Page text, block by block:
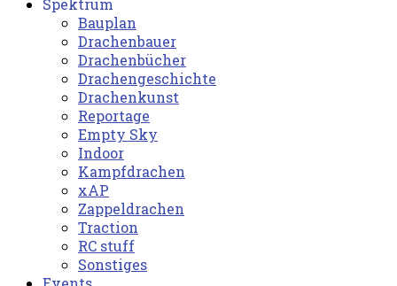
Spektrum
Bauplan
Drachenbauer
Drachenbücher
Drachengeschichte
Drachenkunst
Reportage
Empty Sky
Indoor
Kampfdrachen
xAP
Zappeldrachen
Traction
RC stuff
Sonstiges